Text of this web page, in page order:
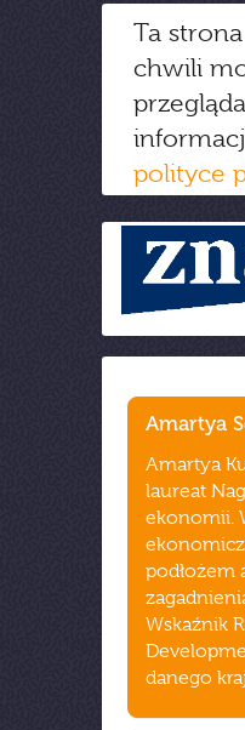
Ta
chwili
polityce
Amartya
Amartya
laureat
ekonomii.
podłożem
Wskaźnik
danego